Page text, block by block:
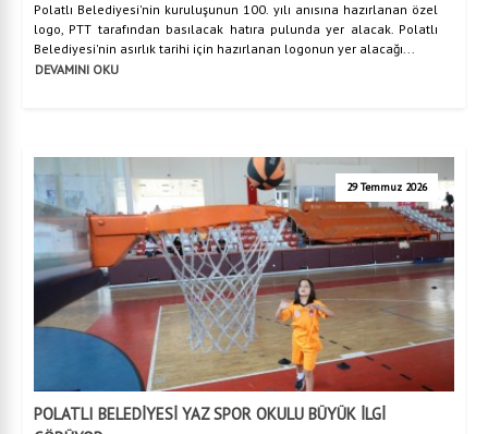
Polatlı Belediyesi'nin kuruluşunun 100. yılı anısına hazırlanan özel
logo, PTT tarafından basılacak hatıra pulunda yer alacak. Polatlı
Belediyesi'nin asırlık tarihi için hazırlanan logonun yer alacağı...
DEVAMINI OKU
29 Temmuz 2026
POLATLI BELEDİYESİ YAZ SPOR OKULU BÜYÜK İLGİ